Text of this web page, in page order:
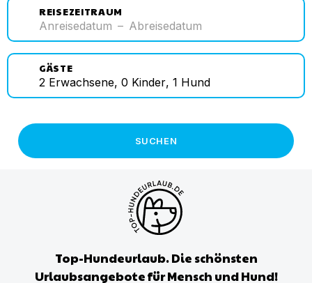
REISEZEITRAUM
Anreisedatum – Abreisedatum
GÄSTE
2 Erwachsene, 0 Kinder, 1 Hund
SUCHEN
Top-Hundeurlaub. Die schönsten
Urlaubsangebote für Mensch und Hund!